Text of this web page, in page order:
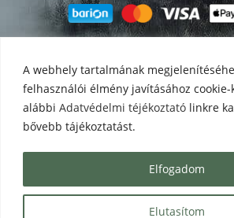
A webhely tartalmának
felhasználói élmény javításához
alábbi Adatvédelmi téjékoztató linkre
bővebb tájékoztatást.
Elutasítom
Elfogadom